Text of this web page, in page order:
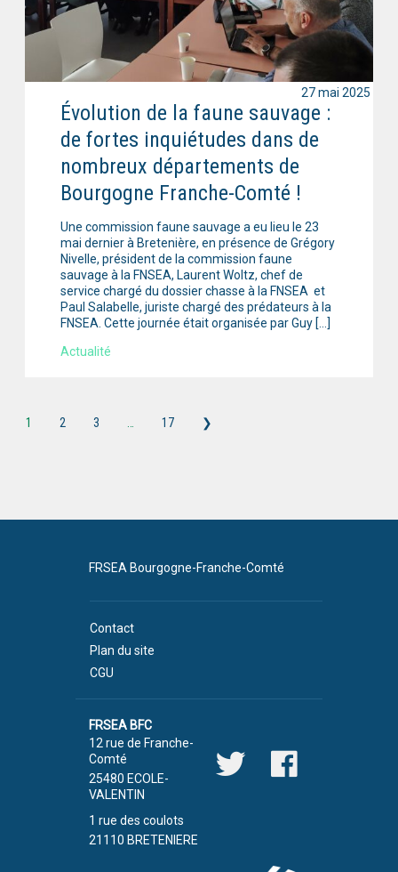
Évolution de la faune sauvage :
de fortes inquiétudes dans de
nombreux départements de
Bourgogne Franche-Comté !
Une commission faune sauvage a eu lieu le 23
mai dernier à Bretenière, en présence de Grégory
Nivelle, président de la commission faune
sauvage à la FNSEA, Laurent Woltz, chef de
service chargé du dossier chasse à la FNSEA et
Paul Salabelle, juriste chargé des prédateurs à la
FNSEA. Cette journée était organisée par Guy […]
Actualité
27 mai 2025
1 2 3 17 ❯
FRSEA Bourgogne-Franche-Comté
Contact
Plan du site
CGU
FRSEA BFC
12 rue de Franche-
Comté
25480 ECOLE-
VALENTIN
1 rue des coulots
21110 BRETENIERE